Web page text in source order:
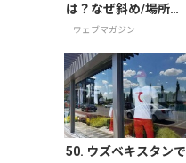
は？なぜ斜め/場所は
どこ？高さや角度、
ウェブマガジン
50. ウズベキスタンで